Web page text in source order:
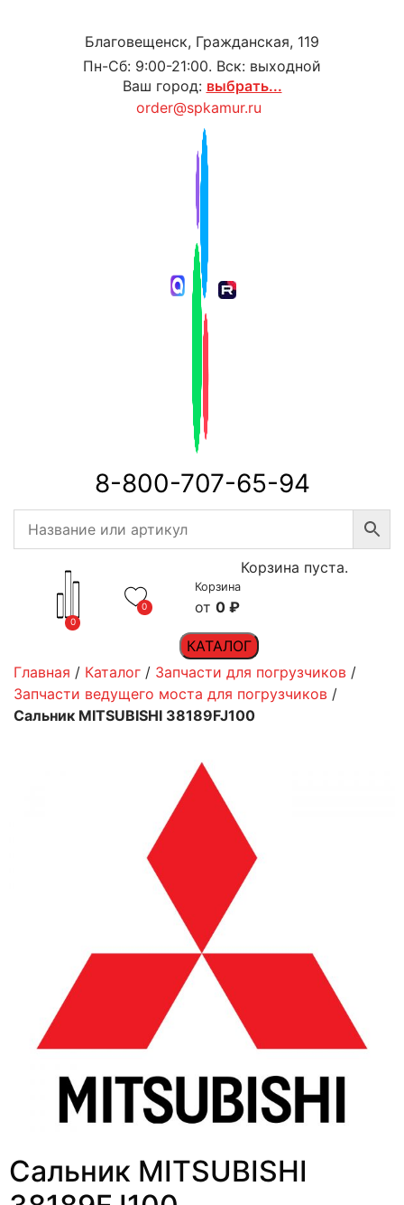
Благовещенск, Гражданская, 119
Пн-Сб: 9:00-21:00. Вск: выходной
Ваш город: выбрать...
order@spkamur.ru
8-800-707-65-94
0
0
Корзина
0 ₽
Корзина пуста.
КАТАЛОГ
Главная / Каталог / Запчасти для погрузчиков /
Запчасти ведущего моста для погрузчиков /
Сальник MITSUBISHI 38189FJ100
Сальник MITSUBISHI